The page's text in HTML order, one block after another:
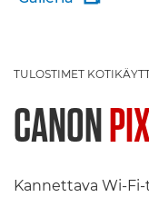
TULOSTIMET
CANON
Kannettava Wi-